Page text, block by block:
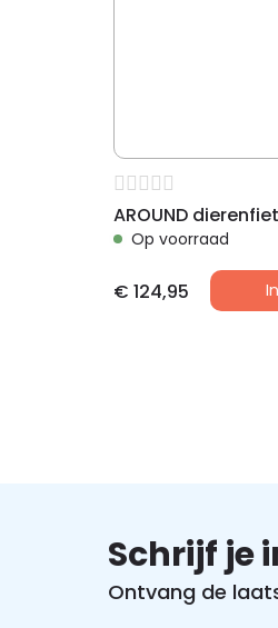
Op voorraad
€ 124,95
Schrijf je
Ontvang de